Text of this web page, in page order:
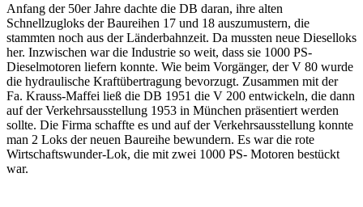
Anfang der 50er Jahre dachte die DB daran, ihre alten
Schnellzugloks der Baureihen 17 und 18 auszumustern, die
stammten noch aus der Länderbahnzeit. Da mussten neue Dieselloks
her. Inzwischen war die Industrie so weit, dass sie 1000 PS-
Dieselmotoren liefern konnte. Wie beim Vorgänger, der V 80 wurde
die hydraulische Kraftübertragung bevorzugt. Zusammen mit der
Fa. Krauss-Maffei ließ die DB 1951 die V 200 entwickeln, die dann
auf der Verkehrsausstellung 1953 in München präsentiert werden
sollte. Die Firma schaffte es und auf der Verkehrsausstellung konnte
man 2 Loks der neuen Baureihe bewundern. Es war die rote
Wirtschaftswunder-Lok, die mit zwei 1000 PS- Motoren bestückt
war.